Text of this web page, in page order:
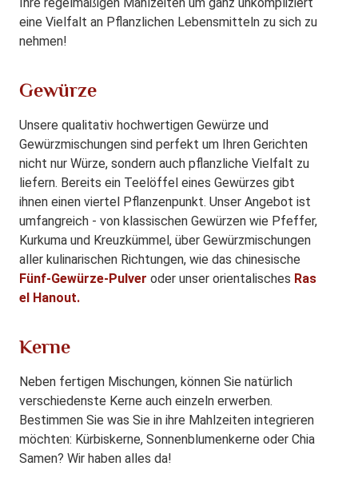
eine Vielfalt an Pflanzlichen Lebensmitteln zu sich zu
nehmen!
Gewürze
Unsere qualitativ hochwertigen Gewürze und
Gewürzmischungen sind perfekt um Ihren Gerichten
nicht nur Würze, sondern auch pflanzliche Vielfalt zu
liefern. Bereits ein Teelöffel eines Gewürzes gibt
ihnen einen viertel Pflanzenpunkt. Unser Angebot ist
umfangreich - von klassischen Gewürzen wie Pfeffer,
Kurkuma und Kreuzkümmel, über Gewürzmischungen
aller kulinarischen Richtungen, wie das chinesische
Fünf-Gewürze-Pulver oder unser orientalisches Ras
el Hanout.
Kerne
Neben fertigen Mischungen, können Sie natürlich
verschiedenste Kerne auch einzeln erwerben.
Bestimmen Sie was Sie in ihre Mahlzeiten integrieren
möchten: Kürbiskerne, Sonnenblumenkerne oder Chia
Samen? Wir haben alles da!